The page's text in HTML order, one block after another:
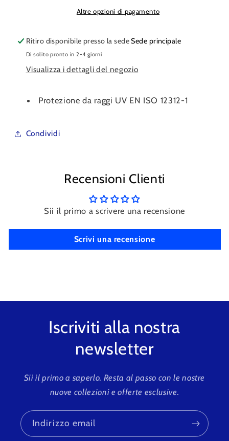
Racing
Altre opzioni di pagamento
Ritiro disponibile presso la sedeSede principale
Di solito pronto in 2-4 giorni
Visualizza i dettagli del negozio
Protezione da raggi UV EN ISO 12312-1
Condividi
Recensioni Clienti
Sii il primo a scrivere una recensione
Scrivi una recensione
Iscriviti alla nostra
newsletter
Sii il primo a saperlo. Resta al passo con le nostre
nuove collezioni e offerte esclusive.
Indirizzo email